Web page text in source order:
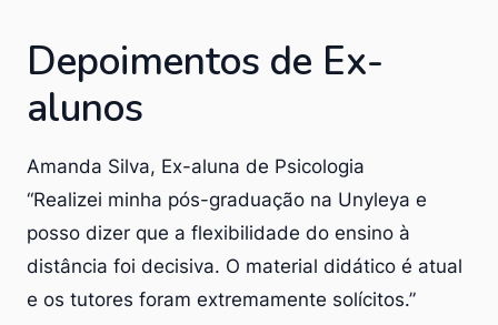
Depoimentos de Ex-
alunos
Amanda Silva, Ex-aluna de Psicologia
“Realizei minha pós-graduação na Unyleya e
posso dizer que a flexibilidade do ensino à
distância foi decisiva. O material didático é atual
e os tutores foram extremamente solícitos.”